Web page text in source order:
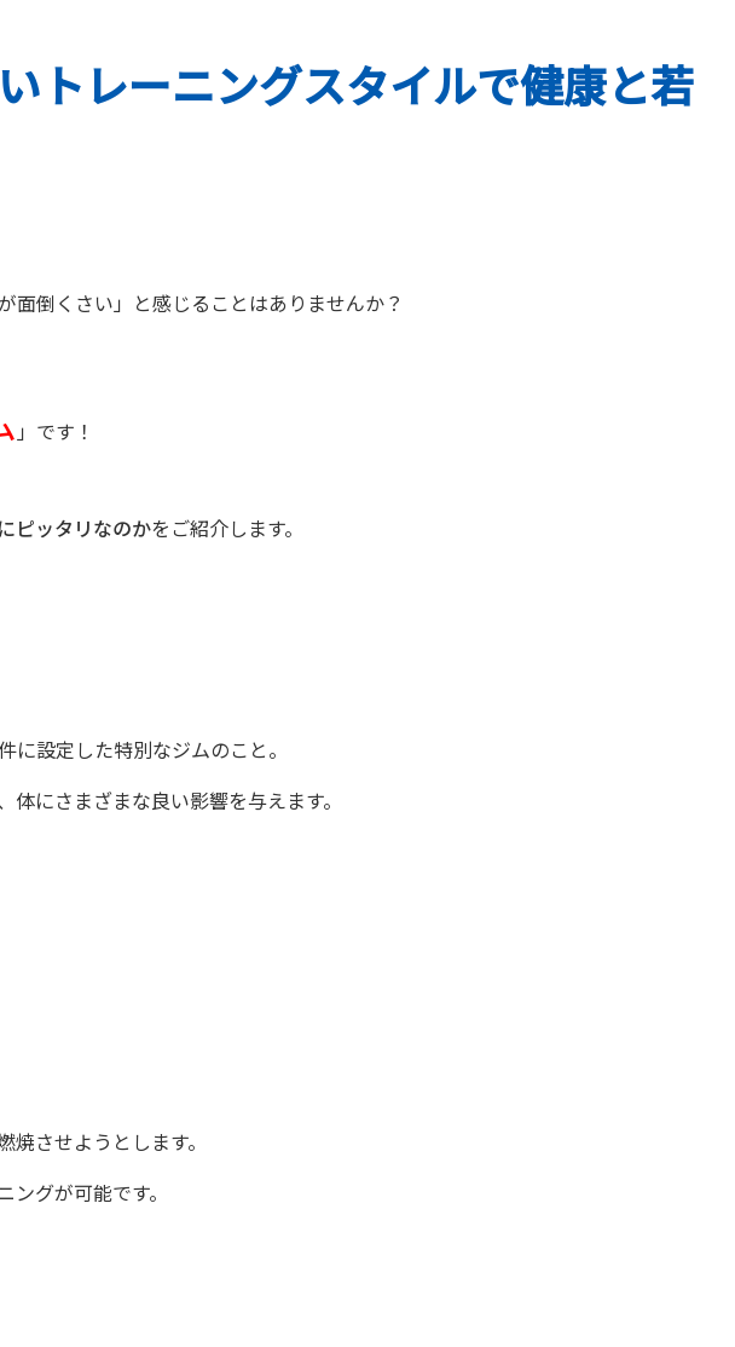
トレーニングスタイルで健康と若
面倒くさい」と感じることはありませんか？
」です！
ピッタリなのかをご紹介します。
設定した特別なジムのこと。
にさまざまな良い影響を与えます。
させようとします。
グが可能です。